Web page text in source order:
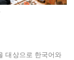
대상으로 한국어와